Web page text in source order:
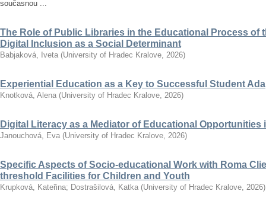
současnou ...
The Role of Public Libraries in the Educational Process of
Digital Inclusion as a Social Determinant
Babjaková, Iveta (University of Hradec Kralove, 2026)
Experiential Education as a Key to Successful Student
Knotková, Alena (University of Hradec Kralove, 2026)
Digital Literacy as a Mediator of Educational Opportunities
Janouchová, Eva (University of Hradec Kralove, 2026)
Specific Aspects of Socio-educational Work with Roma
threshold Facilities for Children and Youth
Krupková, Kateřina; Dostrašilová, Katka (University of Hradec Kralove, 2026)